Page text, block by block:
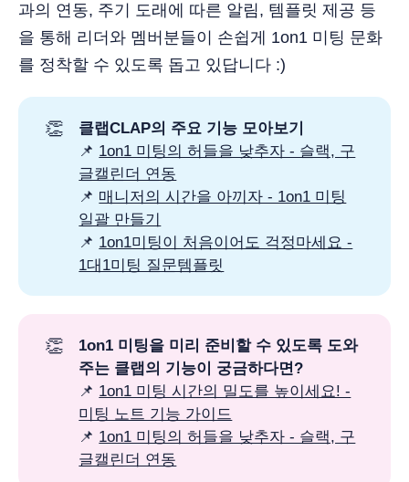
과의 연동, 주기 도래에 따른 알림, 템플릿 제공 등
을 통해 리더와 멤버분들이 손쉽게 1on1 미팅 문화
를 정착할 수 있도록 돕고 있답니다 :)
👏
클랩CLAP의 주요 기능 모아보기
📌 1on1 미팅의 허들을 낮추자 - 슬랙, 구
글캘린더 연동
📌 매니저의 시간을 아끼자 - 1on1 미팅
일괄 만들기
📌 1on1미팅이 처음이어도 걱정마세요 -
1대1미팅 질문템플릿
👏
1on1 미팅을 미리 준비할 수 있도록 도와
주는 클랩의 기능이 궁금하다면?
📌 1on1 미팅 시간의 밀도를 높이세요! -
미팅 노트 기능 가이드
📌 1on1 미팅의 허들을 낮추자 - 슬랙, 구
글캘린더 연동